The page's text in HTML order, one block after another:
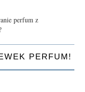
perfum z
PERFUM!